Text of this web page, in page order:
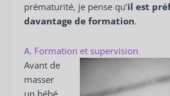
prématurité, je pense qu’il est
davantage de formation.
A. Formation et supervision
Avant de
masser
un bébé